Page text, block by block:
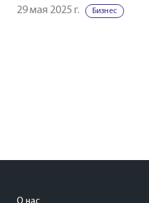
29 мая 2025 г.
Бизнес